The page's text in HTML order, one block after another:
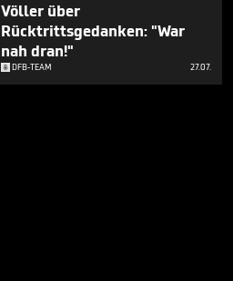
Völler über
Rücktrittsgedanken: "War
nah dran!"
DFB-TEAM 27.07.